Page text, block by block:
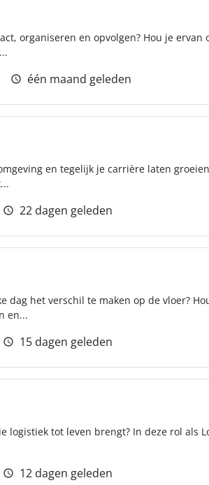
organiseren en opvolgen? Hou je
één maand geleden
en tegelijk je carrière laten
22 dagen geleden
dag het verschil te maken op de vloer?
en...
15 dagen geleden
logistiek tot leven brengt? In deze rol als
12 dagen geleden